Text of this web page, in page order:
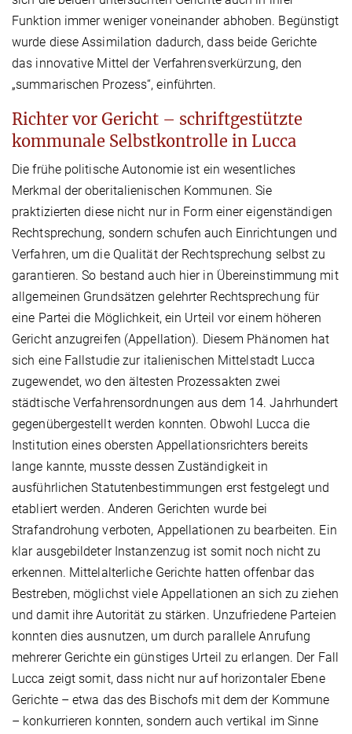
Funktion immer weniger voneinander abhoben. Begünstigt
wurde diese Assimilation dadurch, dass beide Gerichte
das innovative Mittel der Verfahrensverkürzung, den
„summarischen Prozess“, einführten.
Richter vor Gericht – schriftgestützte
kommunale Selbstkontrolle in Lucca
Die frühe politische Autonomie ist ein wesentliches
Merkmal der oberitalienischen Kommunen. Sie
praktizierten diese nicht nur in Form einer eigenständigen
Rechtsprechung, sondern schufen auch Einrichtungen und
Verfahren, um die Qualität der Rechtsprechung selbst zu
garantieren. So bestand auch hier in Übereinstimmung mit
allgemeinen Grundsätzen gelehrter Rechtsprechung für
eine Partei die Möglichkeit, ein Urteil vor einem höheren
Gericht anzugreifen (Appellation). Diesem Phänomen hat
sich eine Fallstudie zur italienischen Mittelstadt Lucca
zugewendet, wo den ältesten Prozessakten zwei
städtische Verfahrensordnungen aus dem 14. Jahrhundert
gegenübergestellt werden konnten. Obwohl Lucca die
Institution eines obersten Appellationsrichters bereits
lange kannte, musste dessen Zuständigkeit in
ausführlichen Statutenbestimmungen erst festgelegt und
etabliert werden. Anderen Gerichten wurde bei
Strafandrohung verboten, Appellationen zu bearbeiten. Ein
klar ausgebildeter Instanzenzug ist somit noch nicht zu
erkennen. Mittelalterliche Gerichte hatten offenbar das
Bestreben, möglichst viele Appellationen an sich zu ziehen
und damit ihre Autorität zu stärken. Unzufriedene Parteien
konnten dies ausnutzen, um durch parallele Anrufung
mehrerer Gerichte ein günstiges Urteil zu erlangen. Der Fall
Lucca zeigt somit, dass nicht nur auf horizontaler Ebene
Gerichte – etwa das des Bischofs mit dem der Kommune
– konkurrieren konnten, sondern auch vertikal im Sinne